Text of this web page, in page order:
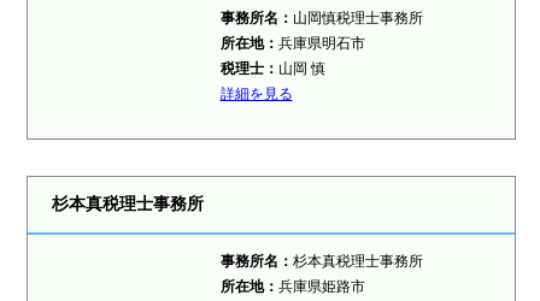
事務所名： 山岡慎税理士事務所
所在地： 兵庫県明石市
税理士： 山岡 慎
詳細を見る
杉本真税理士事務所
事務所名： 杉本真税理士事務所
所在地： 兵庫県姫路市